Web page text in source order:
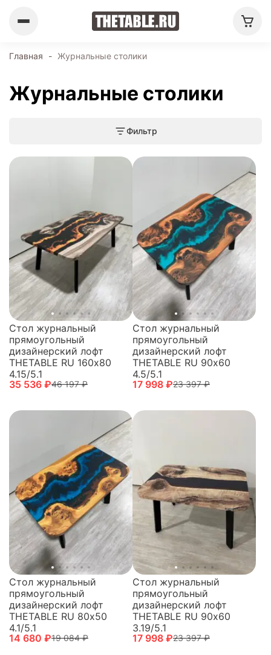
Главная - Журнальные столики
Журнальные столики
Фильтр
Стол журнальный
прямоугольный
дизайнерский лофт
THETABLE RU 160х80
4.15/5.1
35 536 ₽46 197 ₽
Стол журнальный
прямоугольный
дизайнерский лофт
THETABLE RU 90х60
4.5/5.1
17 998 ₽23 397 ₽
Стол журнальный
прямоугольный
дизайнерский лофт
THETABLE RU 80х50
4.1/5.1
14 680 ₽19 084 ₽
Стол журнальный
прямоугольный
дизайнерский лофт
THETABLE RU 90х60
3.19/5.1
17 998 ₽23 397 ₽